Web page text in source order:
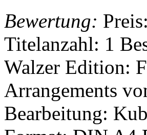
Bewertung: Preis:
Titelanzahl: 1
Walzer Edition:
Arrangements
Bearbeitung: